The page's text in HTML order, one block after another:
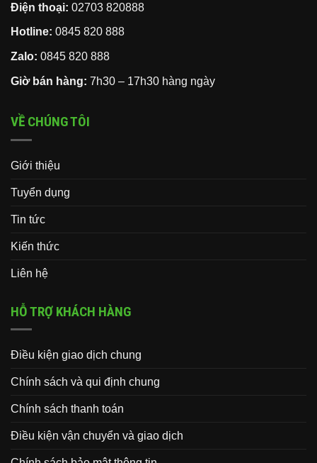
Điện thoại: 02703 820888
Hotline: 0845 820 888
Zalo: 0845 820 888
Giờ bán hàng: 7h30 – 17h30 hàng ngày
VỀ CHÚNG TÔI
Giới thiệu
Tuyển dụng
Tin tức
Kiến thức
Liên hệ
HỖ TRỢ KHÁCH HÀNG
Điều kiện giao dịch chung
Chính sách và qui định chung
Chính sách thanh toán
Điều kiện vận chuyển và giao dịch